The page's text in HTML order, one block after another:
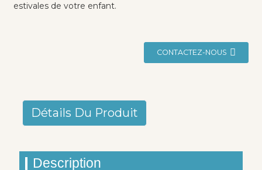
estivales de votre enfant.
CONTACTEZ-NOUS
Détails Du Produit
Description